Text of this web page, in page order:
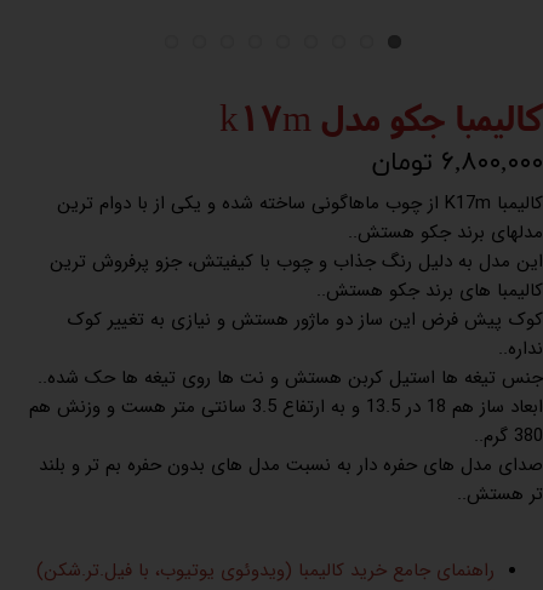
کالیمبا جکو مدل k17m
۶,۸۰۰,۰۰۰ تومان
کالیمبا K17m از چوب ماهاگونی ساخته شده و یکی از با دوام ترین
مدلهای برند جکو هستش..
این مدل به دلیل رنگ جذاب و چوب با کیفیتش، جزو پرفروش ترین
کالیمبا های برند جکو هستش..
کوک پیش فرض این ساز دو ماژور هستش و نیازی به تغییر کوک
نداره..
جنس تیغه ها استیل کربن هستش و نت ها روی تیغه ها حک شده..
ابعاد ساز هم 18 در 13.5 و به ارتفاع 3.5 سانتی متر هست و وزنش هم
380 گرم..
صدای مدل های حفره دار به نسبت مدل های بدون حفره بم تر و بلند
تر هستش..
راهنمای جامع خرید کالیمبا (ویدوئوی یوتیوب، با فیل.تر.شکن)